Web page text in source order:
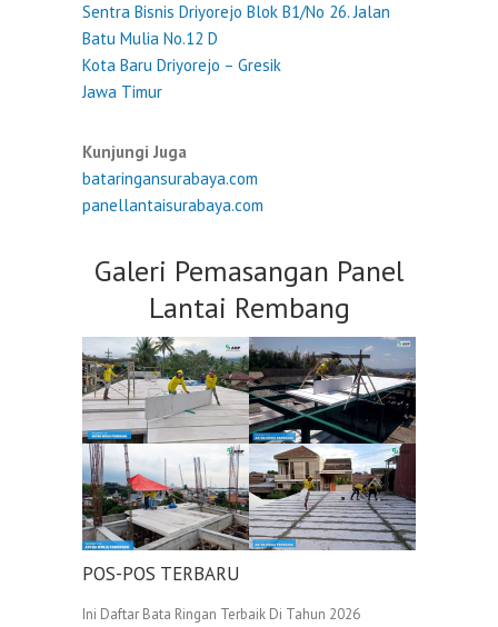
Sentra Bisnis Driyorejo Blok B1/No 26. Jalan
Batu Mulia No.12 D
Kota Baru Driyorejo – Gresik
Jawa Timur
Kunjungi Juga
bataringansurabaya.com
panellantaisurabaya.com
Galeri Pemasangan Panel
Lantai Rembang
POS-POS TERBARU
Ini Daftar Bata Ringan Terbaik Di Tahun 2026